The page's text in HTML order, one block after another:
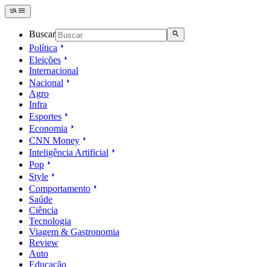
Buscar
Política
Eleições
Internacional
Nacional
Agro
Infra
Esportes
Economia
CNN Money
Inteligência Artificial
Pop
Style
Comportamento
Saúde
Ciência
Tecnologia
Viagem & Gastronomia
Review
Auto
Educação